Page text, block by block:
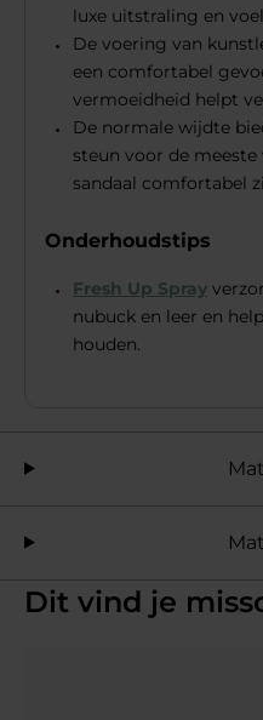
luxe uitstraling en
De voering van
een comfortabel
vermoeidheid helpt
De normale wijdte
steun voor de
sandaal comfortabel
Onderhoudstips
Fresh Up Spray
nubuck en leer en
houden.
Dit vind je